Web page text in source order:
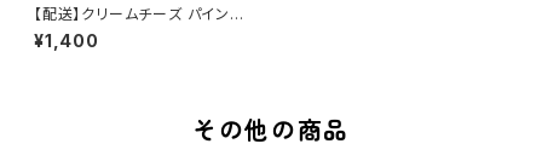
【配送】クリームチーズ パイント
（473ml） 単品
¥1,400
その他の商品